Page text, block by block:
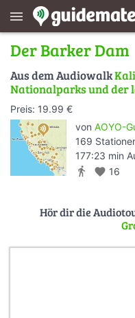
menu
Der Barker Dam
Aus dem Audiowalk
Nationalparks und der
Preis: 19.99 €
von AOYO-
169
177:23 min
directions_walk favorite 16
Hör dir die